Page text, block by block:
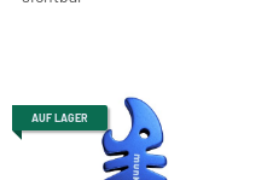
AUF LAGER